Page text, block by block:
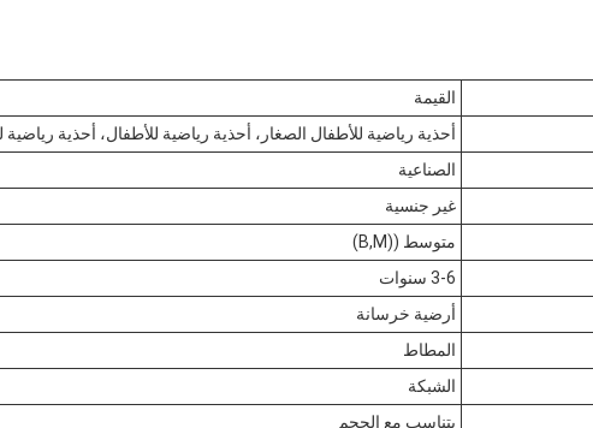
القيمة
أحذية رياضية للأطفال الصغار، أحذية رياضية للأطفال، أحذية رياضية
الصناعية
غير جنسية
متوسط ((B,M)
3-6 سنوات
أرضية خرسانة
المطاط
الشبكة
يتناسب مع الحجم